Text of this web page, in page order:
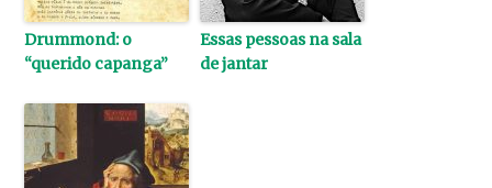
Drummond: o
“querido capanga”
Essas pessoas na sala
de jantar